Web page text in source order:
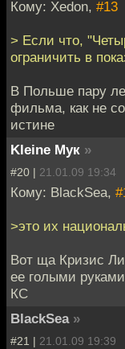
Кому: Xedon, #13
> Если что,
ограничить в
В Польше пару
фильма, как не
истине
Kleine Мук »
#20 | 21.01.09 19:34
Кому: BlackSea,
>это их
Вот ща Кризис
ее голыми
КС
BlackSea »
#21 | 21.01.09 19:39